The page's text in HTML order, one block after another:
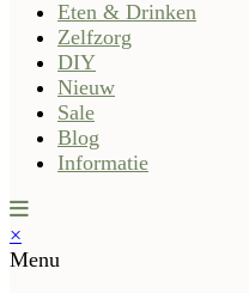
Eten & Drinken
Zelfzorg
DIY
Nieuw
Sale
Blog
Informatie
×
Menu